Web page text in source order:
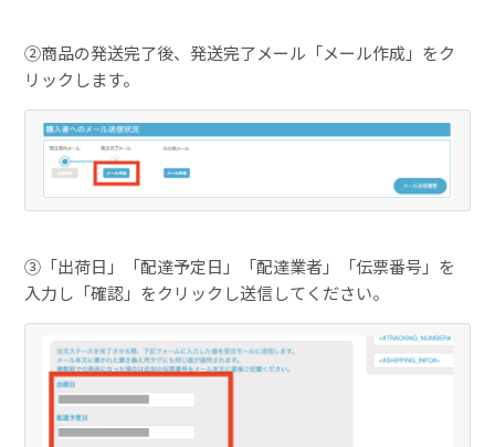
②商品の発送完了後、発送完了メール「メール作成」をク
リックします。
③「出荷日」「配達予定日」「配達業者」「伝票番号」を
入力し「確認」をクリックし送信してください。